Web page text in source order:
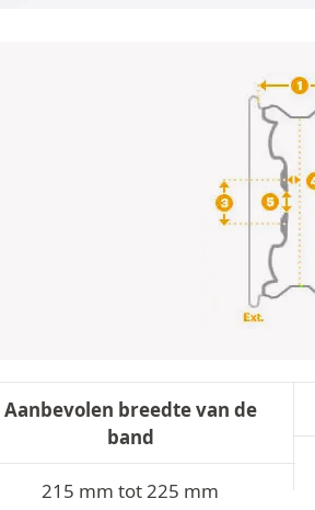
Aanbevolen breedte van de
band
215 mm tot 225 mm